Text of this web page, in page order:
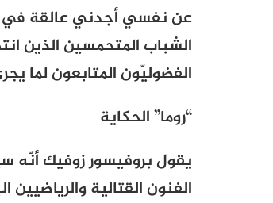
عن نفسي أجدني عالقة في
الشباب المتحمسين الذين
الفضوليّون المتابعون لما
“روما” الحكاية
يقول بروفيسور زوفيك أنّه
الفنون القتالية